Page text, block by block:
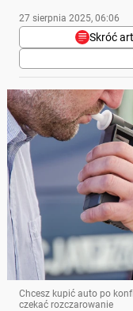
27 sierpnia 2025, 06:06
Skróć
Poniżej streszczenie
Skrót przygotowany przez
Od marca
kierowcom.
Konfiskata
alkoholu we
ponad 1
Sprzedaż
urzędy
ogłoszeń
Na aukcjach
samochody z
uszkodzone.
Chcesz kupić auto po
czekać rozczarowanie